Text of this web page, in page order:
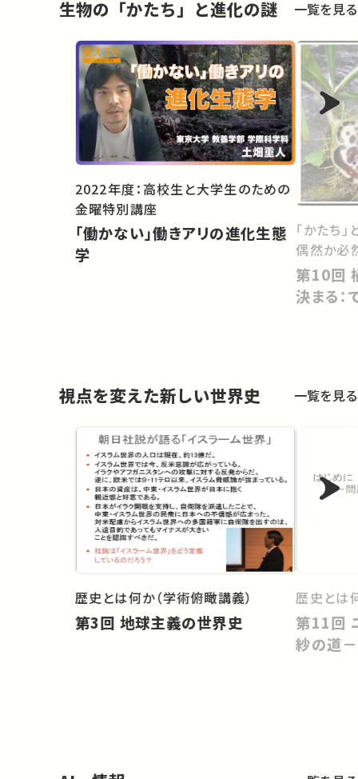
生物の「かたち」と進化の謎 一覧を見る
2022年度：高校生と大学生のための
金曜特別講座
「働かない」働きアリの進化生態
学
「かたち
偶然か必
第10回 植物の＜見かけ＞はどう
決まる：
視点を変えた新しい世界史 一覧を見る
歴史とは何か（学術俯瞰講義）
第3回 地球主義の世界史
歴史とは
第11回 ユーラシア東西交易と更
紗の道